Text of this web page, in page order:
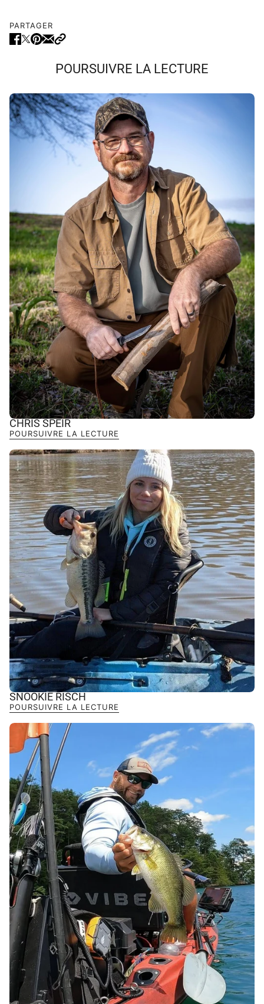
PARTAGER
POURSUIVRE LA LECTURE
CHRIS SPEIR
POURSUIVRE LA LECTURE
SNOOKIE RISCH
POURSUIVRE LA LECTURE